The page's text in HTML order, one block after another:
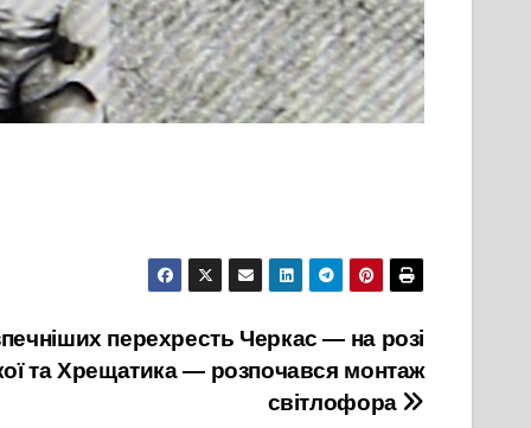
перехресть Черкас — на розі
та Хрещатика — розпочався монтаж
світлофора